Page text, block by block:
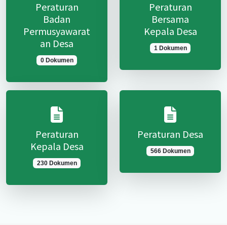
Peraturan
Badan
Permusyawarat
an Desa
0 Dokumen
Peraturan
Bersama
Kepala Desa
1 Dokumen
Peraturan
Kepala Desa
230 Dokumen
Peraturan Desa
566 Dokumen